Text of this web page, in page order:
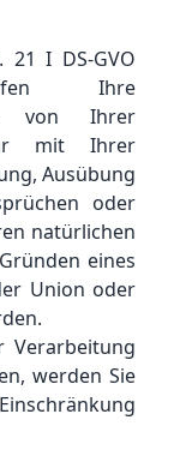
I DS-GVO
Ihre
von Ihrer
mit Ihrer
Ausübung
oder
natürlichen
eines
Union oder
Verarbeitung
werden Sie